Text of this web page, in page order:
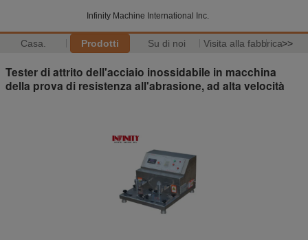
Infinity Machine International Inc.
Casa. Prodotti Su di noi Visita alla fabbrica>>
Tester di attrito dell'acciaio inossidabile in macchina
della prova di resistenza all'abrasione, ad alta velocità